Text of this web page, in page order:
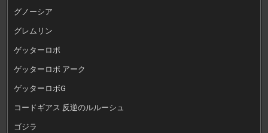
グノーシア
グレムリン
ゲッターロボ
ゲッターロボ アーク
ゲッターロボG
コードギアス 反逆のルルーシュ
ゴジラ